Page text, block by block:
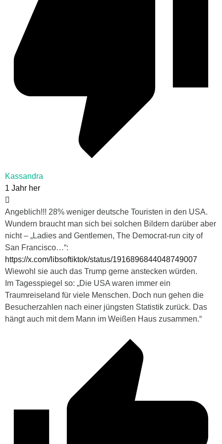
Kassandra
1 Jahr her
Angeblich!!! 28% weniger deutsche Touristen in den USA.
Wundern braucht man sich bei solchen Bildern darüber aber
nicht – „Ladies and Gentlemen, The Democrat-run city of
San Francisco…“:
https://x.com/libsoftiktok/status/1916896844048749007
Wiewohl sie auch das Trump gerne anstecken würden.
Im Tagesspiegel so: „Die USA waren immer ein
Traumreiseland für viele Menschen. Doch nun gehen die
Besucherzahlen nach einer jüngsten Statistik zurück. Das
hängt auch mit dem Mann im Weißen Haus zusammen.“